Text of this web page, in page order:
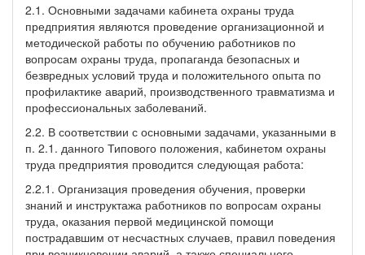
2.1. Основными задачами кабинета охраны труда
предприятия являются проведение организационной и
методической работы по обучению работников по
вопросам охраны труда, пропаганда безопасных и
безвредных условий труда и положительного опыта по
профилактике аварий, производственного травматизма и
профессиональных заболеваний.
2.2. В соответствии с основными задачами, указанными в
п. 2.1. данного Типового положения, кабинетом охраны
труда предприятия проводится следующая работа:
2.2.1. Организация проведения обучения, проверки
знаний и инструктажа работников по вопросам охраны
труда, оказания первой медицинской помощи
пострадавшим от несчастных случаев, правил поведения